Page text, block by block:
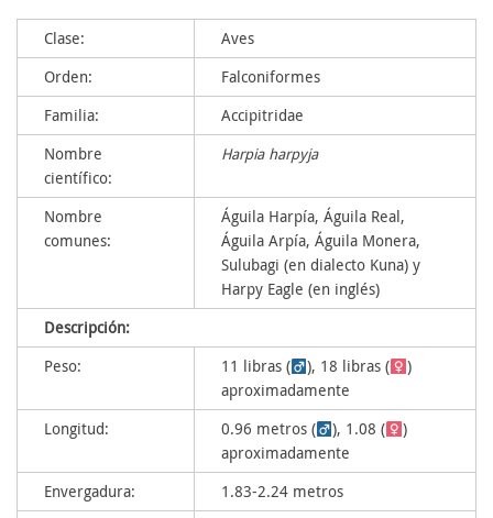
Clase:
Aves
Orden:
Falconiformes
Familia:
Accipitridae
Nombre
científico:
Harpia harpyja
Nombre
comunes:
Águila Harpía, Águila Real,
Águila Arpía, Águila Monera,
Sulubagi (en dialecto Kuna) y
Harpy Eagle (en inglés)
Descripción:
Peso:
11 libras ( ), 18 libras (
)
aproximadamente
Longitud:
0.96 metros ( ), 1.08 (
)
aproximadamente
Envergadura:
1.83-2.24 metros